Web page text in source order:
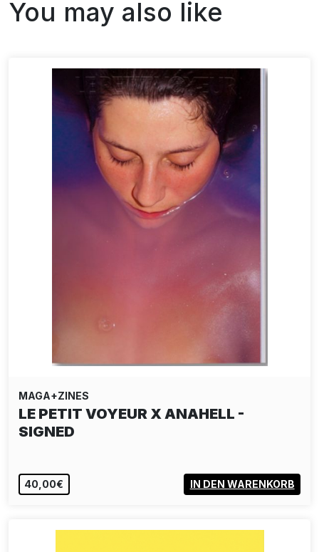
You may also like
MAGA+ZINES
LE PETIT VOYEUR X ANAHELL -
SIGNED
40,00€ IN DEN WARENKORB